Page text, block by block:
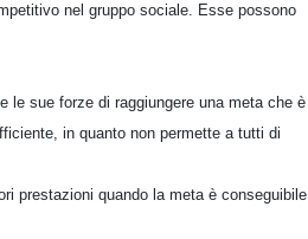
nel gruppo sociale. Esse possono
le sue forze di raggiungere una meta che è
in quanto non permette a tutti di
prestazioni quando la meta è conseguibile